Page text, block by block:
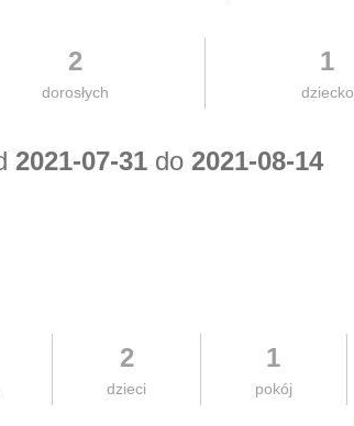
2
dorosłych
1
dziecko
2021-07-31 do 2021-08-14
2
dzieci
1
pokój